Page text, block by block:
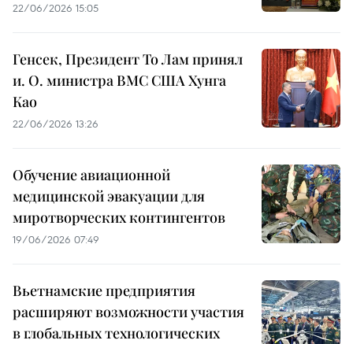
22/06/2026 15:05
Генсек, Президент То Лам принял
и. О. министра ВМС США Хунга
Као
22/06/2026 13:26
Обучение авиационной
медицинской эвакуации для
миротворческих контингентов
19/06/2026 07:49
Вьетнамские предприятия
расширяют возможности участия
в глобальных технологических